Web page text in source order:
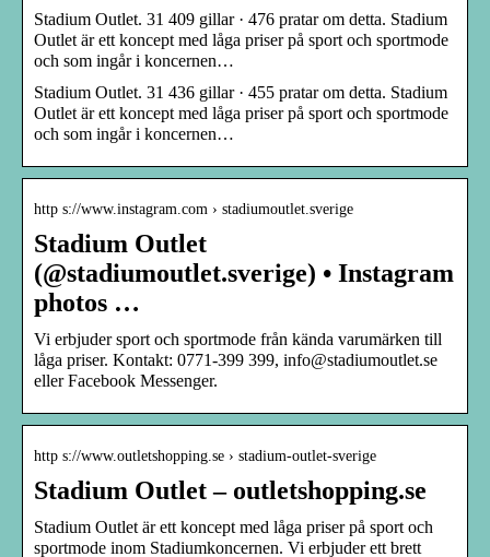
Stadium Outlet. 31 409 gillar · 476 pratar om detta. Stadium
Outlet är ett koncept med låga priser på sport och sportmode
och som ingår i koncernen…
Stadium Outlet. 31 436 gillar · 455 pratar om detta. Stadium
Outlet är ett koncept med låga priser på sport och sportmode
och som ingår i koncernen…
http s://www.instagram.com › stadiumoutlet.sverige
Stadium Outlet
(@stadiumoutlet.sverige) • Instagram
photos …
Vi erbjuder sport och sportmode från kända varumärken till
låga priser. Kontakt: 0771-399 399, info@stadiumoutlet.se
eller Facebook Messenger.
http s://www.outletshopping.se › stadium-outlet-sverige
Stadium Outlet – outletshopping.se
Stadium Outlet är ett koncept med låga priser på sport och
sportmode inom Stadiumkoncernen. Vi erbjuder ett brett